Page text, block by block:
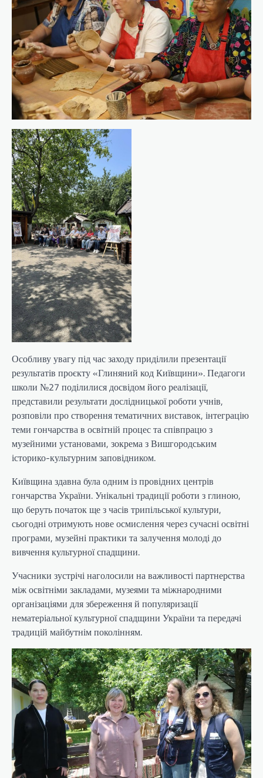
Особливу увагу під час заходу приділили презентації
результатів проєкту «Глиняний код Київщини». Педагоги
школи №27 поділилися досвідом його реалізації,
представили результати дослідницької роботи учнів,
розповіли про створення тематичних виставок, інтеграцію
теми гончарства в освітній процес та співпрацю з
музейними установами, зокрема з Вишгородським
історико-культурним заповідником.
Київщина здавна була одним із провідних центрів
гончарства України. Унікальні традиції роботи з глиною,
що беруть початок ще з часів трипільської культури,
сьогодні отримують нове осмислення через сучасні освітні
програми, музейні практики та залучення молоді до
вивчення культурної спадщини.
Учасники зустрічі наголосили на важливості партнерства
між освітніми закладами, музеями та міжнародними
організаціями для збереження й популяризації
нематеріальної культурної спадщини України та передачі
традицій майбутнім поколінням.